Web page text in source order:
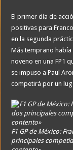
El primer día de
positivas para
en la segunda
Más temprano
noveno en una FP1
se impuso a Paul
competirá por un
F1 GP de México:
principales